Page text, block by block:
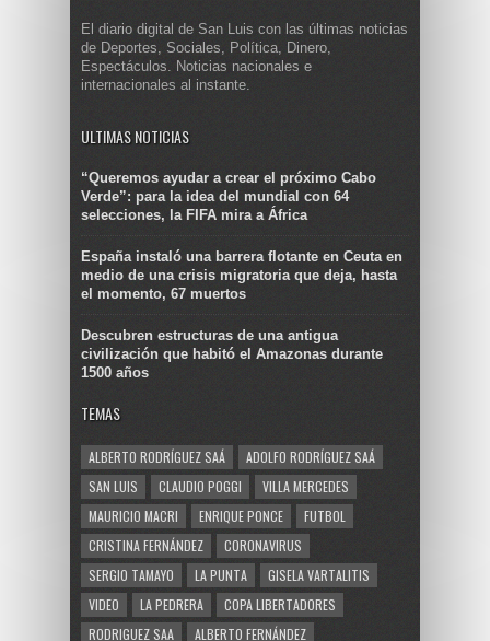
El diario digital de San Luis con las últimas noticias
de Deportes, Sociales, Política, Dinero,
Espectáculos. Noticias nacionales e
internacionales al instante.
ULTIMAS NOTICIAS
“Queremos ayudar a crear el próximo Cabo
Verde”: para la idea del mundial con 64
selecciones, la FIFA mira a África
España instaló una barrera flotante en Ceuta en
medio de una crisis migratoria que deja, hasta
el momento, 67 muertos
Descubren estructuras de una antigua
civilización que habitó el Amazonas durante
1500 años
TEMAS
ALBERTO RODRÍGUEZ SAÁ
ADOLFO RODRÍGUEZ SAÁ
SAN LUIS
CLAUDIO POGGI
VILLA MERCEDES
MAURICIO MACRI
ENRIQUE PONCE
FUTBOL
CRISTINA FERNÁNDEZ
CORONAVIRUS
SERGIO TAMAYO
LA PUNTA
GISELA VARTALITIS
VIDEO
LA PEDRERA
COPA LIBERTADORES
RODRIGUEZ SAA
ALBERTO FERNÁNDEZ